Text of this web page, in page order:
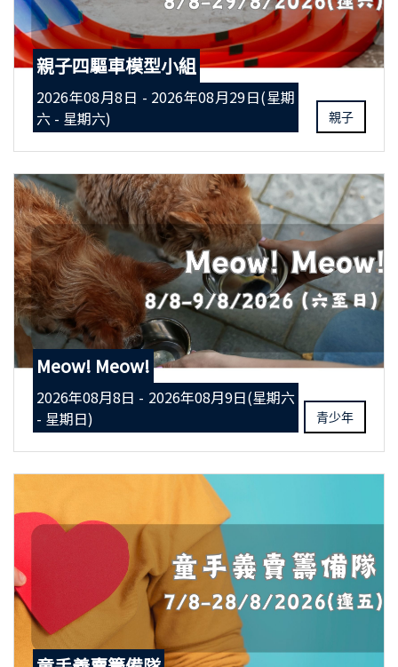
親子四驅車模型小組
2026年08月8日 - 2026年08月29日(星期
六 - 星期六)
親子
Meow! Meow!
2026年08月8日 - 2026年08月9日(星期六
- 星期日)
青少年